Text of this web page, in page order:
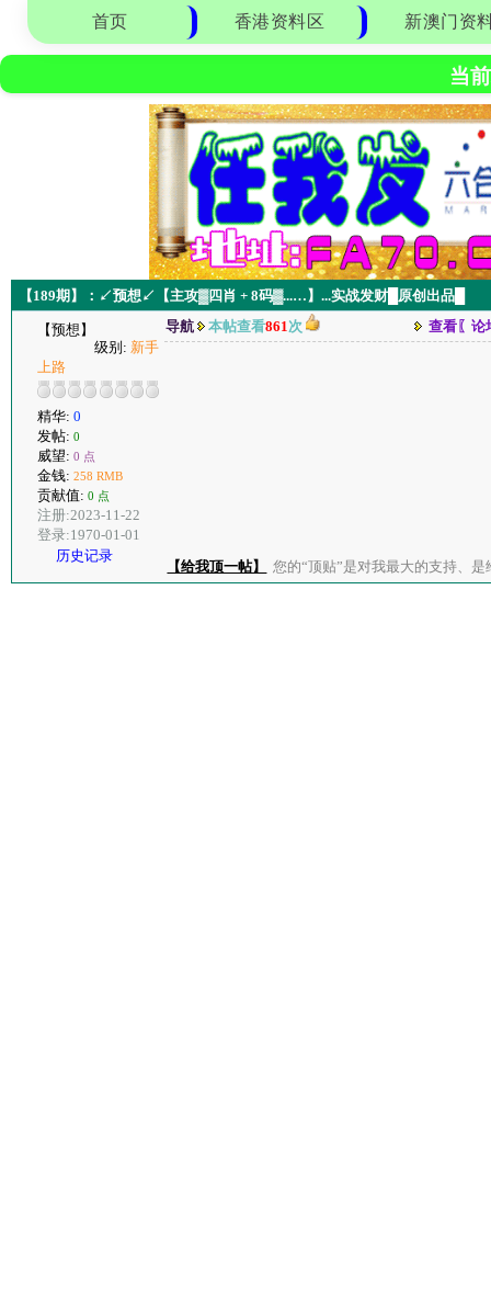
首页 香港资料区 新澳门资
当
【189期】：↙预想↙【主攻▓四肖 + 8码▓...…】...实战发财█原创出品█
【预想】
级别: 新手
上路
精华: 0
发帖: 0
威望: 0 点
金钱: 258 RMB
贡献值: 0 点
注册:2023-11-22
登录:1970-01-01
历史记录
导航 本帖查看861次 查看〖论
【给我顶一帖】 您的“顶贴”是对我最大的支持、